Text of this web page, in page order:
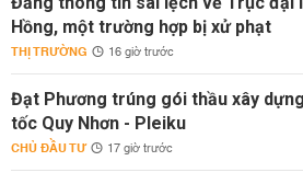
Hồng, một trường hợp bị xử phạt
THỊ TRƯỜNG 16 giờ trước
Đạt Phương trúng gói thầu xây
tốc Quy Nhơn - Pleiku
CHỦ ĐẦU TƯ 17 giờ trước